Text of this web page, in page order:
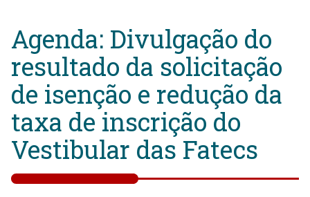
Agenda: Divulgação do
resultado da solicitação
de isenção e redução da
taxa de inscrição do
Vestibular das Fatecs